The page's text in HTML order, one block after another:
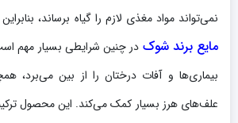
نمی‌تواند مواد مغذی لازم را گیاه برساند، بنابراین
مایع برند شوک در چنین شرایطی بسیار مهم
بیماری‌ها و آفات درختان را از بین می‌برد،
علف‌های هرز بسیار کمک می‌کند. این محصول